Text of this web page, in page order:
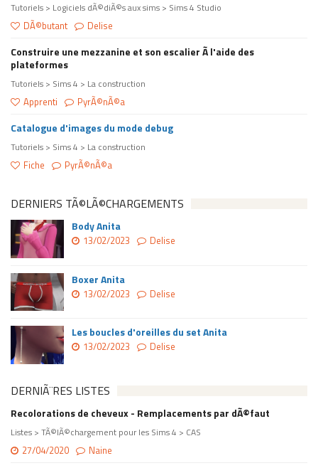
Tutoriels > Logiciels dÃ©diÃ©s aux sims > Sims 4 Studio
DÃ©butant Delise
Construire une mezzanine et son escalier Ã l'aide des
plateformes
Tutoriels > Sims 4 > La construction
Apprenti PyrÃ©nÃ©a
Catalogue d'images du mode debug
Tutoriels > Sims 4 > La construction
Fiche PyrÃ©nÃ©a
DERNIERS TÃ©LÃ©CHARGEMENTS
Body Anita
13/02/2023 Delise
Boxer Anita
13/02/2023 Delise
Les boucles d'oreilles du set Anita
13/02/2023 Delise
DERNIÃ¨RES LISTES
Recolorations de cheveux - Remplacements par dÃ©faut
Listes > TÃ©lÃ©chargement pour les Sims 4 > CAS
27/04/2020 Naine